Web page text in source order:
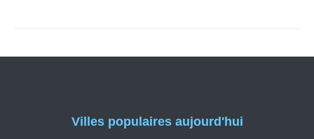
Villes populaires aujourd'hui